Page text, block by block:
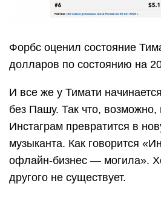
Форбс оценил состояние
долларов по состоянию на
И все же у Тимати
без Пашу. Так что,
Инстаграм превратится в
музыканта. Как говорится
офлайн-бизнес — могила».
другого не существует.